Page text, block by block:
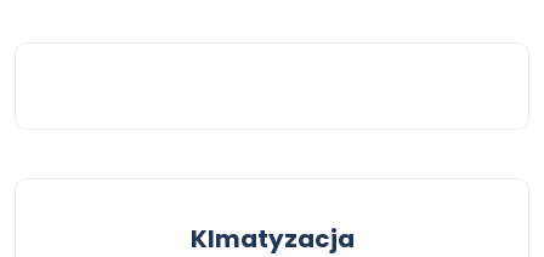
Klmatyzacja